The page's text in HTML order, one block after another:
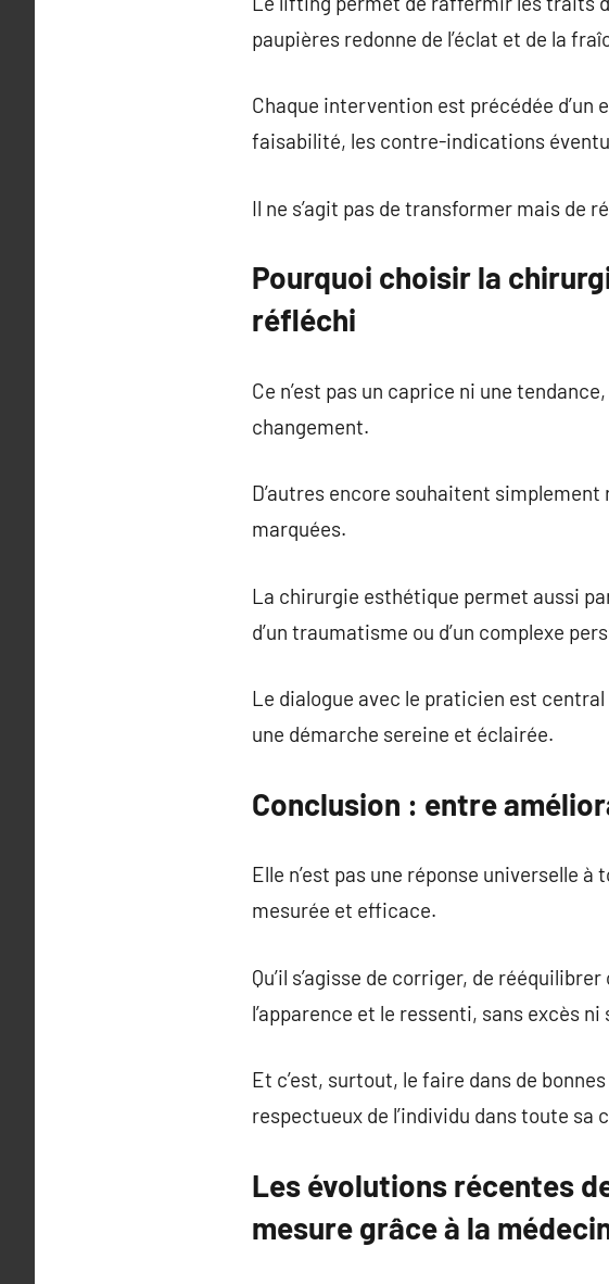
paupières redonne de l’éclat et de la
Chaque intervention est précédée
faisabilité, les contre-indications
Il ne s’agit pas de transformer mais de
Pourquoi choisir la
réfléchi
Ce n’est pas un caprice ni une
changement.
D’autres encore souhaitent
marquées.
La chirurgie esthétique permet aussi
d’un traumatisme ou d’un complexe
Le dialogue avec le praticien est
une démarche sereine et éclairée.
Conclusion : entre
Elle n’est pas une réponse universelle
mesurée et efficace.
Qu’il s’agisse de corriger, de
l’apparence et le ressenti, sans excès
Et c’est, surtout, le faire dans de
respectueux de l’individu dans toute sa
Les évolutions récentes
mesure grâce à la